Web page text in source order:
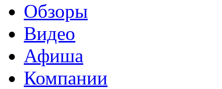
Обзоры
Видео
Афиша
Компании